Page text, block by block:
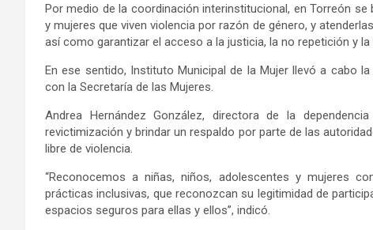
Por medio dela coordinación interinstitucional, en Torreón se
y mujeres que viven violencia por razón de género, y
así como garantizar el acceso a la justicia, la no repetición y la
En ese sentido, Instituto Municipal de la Mujer llevó a cabo
con la Secretaría de las Mujeres.
Andrea Hernández González, directora de la
revictimización y brindar un respaldo por parte de las
libre de violencia.
“Reconocemos a niñas, niños, adolescentes y mujeres
prácticas inclusivas, que reconozcan su legitimidad de
espacios seguros para ellas y ellos”, indicó.